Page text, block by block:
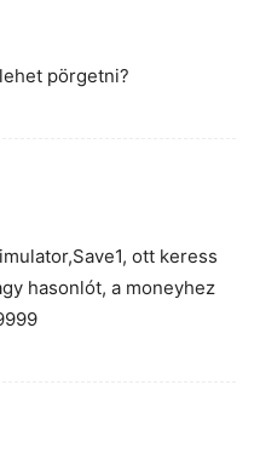
pörgetni?
ott keress
hasonlót, a moneyhez